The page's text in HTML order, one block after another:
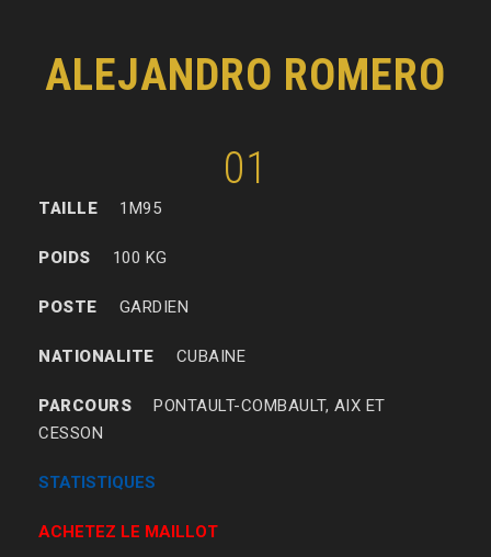
ALEJANDRO ROMERO
01
TAILLE 1M95
POIDS 100 KG
POSTE GARDIEN
NATIONALITE CUBAINE
PARCOURS
PONTAULT-COMBAULT, AIX ET
CESSON
STATISTIQUES
ACHETEZ LE MAILLOT